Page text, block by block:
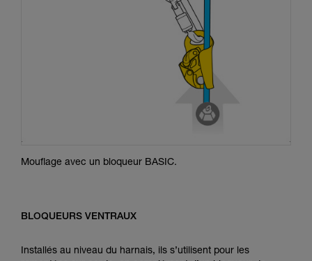
Mouflage avec un bloqueur BASIC.
BLOQUEURS VENTRAUX
Installés au niveau du harnais, ils s’utilisent pour les